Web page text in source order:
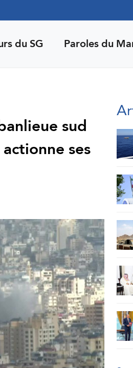
du SG Paroles du
sud
ses